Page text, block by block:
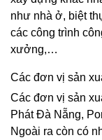
như nhà ở, biệt
các công trình
xưởng,…
Các đơn vị sản
Các đơn vị sản
Phát Đà Nẵng,
Ngoài ra còn có